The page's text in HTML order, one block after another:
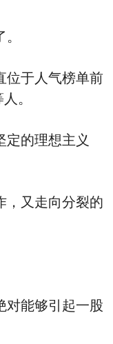
于人气榜单前
。
的理想主义
又走向分裂的
能够引起一股